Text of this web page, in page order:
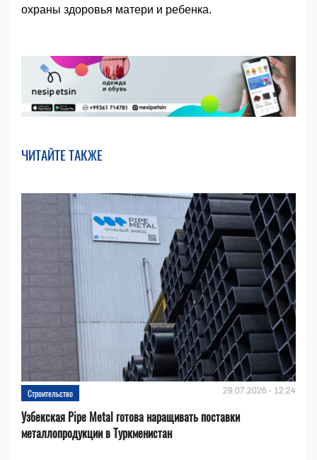
охраны здоровья матери и ребенка.
ЧИТАЙТЕ ТАКЖЕ
Строительство 29.07.2026 - 12:24
Узбекская Pipe Metal готова наращивать поставки
металлопродукции в Туркменистан